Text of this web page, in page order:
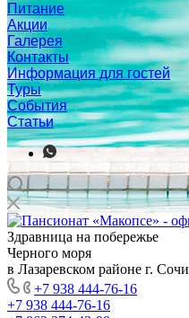
Питание
Акции
Галерея
Контакты
Информация для гостей
Туры
События
Статьи
Здравница на побережье
Черного моря
в Лазаревском районе г. Сочи
+7 938 444-76-16
+7 938 444-76-16